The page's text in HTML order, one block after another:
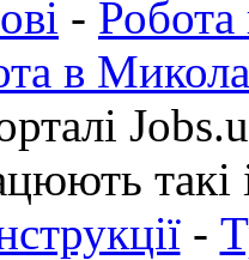
- Робота
в
такі
-